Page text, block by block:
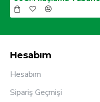
Hesabım
Hesabım
Sipariş Geçmişi